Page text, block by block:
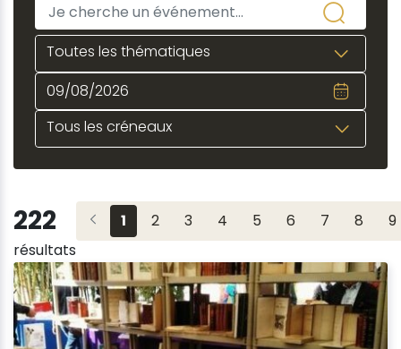
Toutes les thématiques
Tous les créneaux
222
résultats
1 2 3 4 5 6 7 8 9